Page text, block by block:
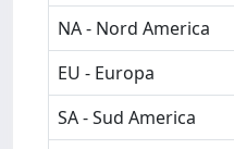
NA - Nord America
EU - Europa
SA - Sud America